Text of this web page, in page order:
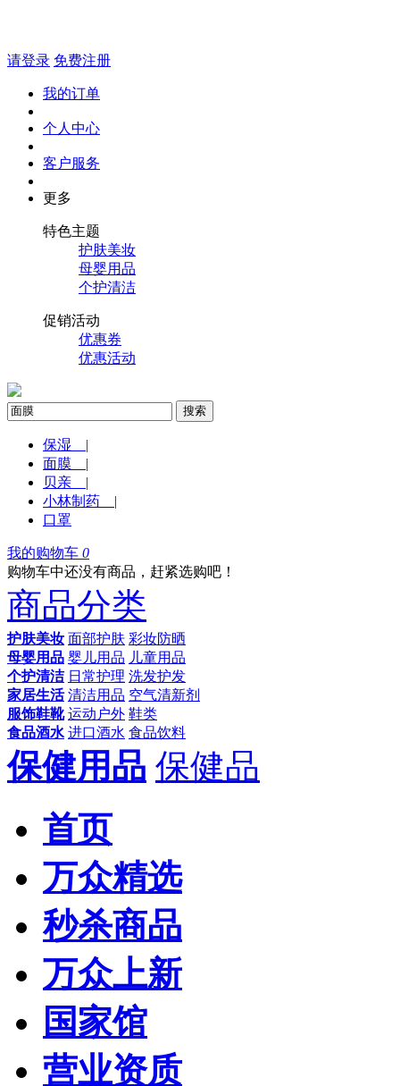
请登录 免费注册
我的订单
个人中心
客户服务
更多
特色主题
护肤美妆
母婴用品
个护清洁
促销活动
优惠券
优惠活动
搜索
保湿 |
面膜 |
贝亲 |
小林制药 |
口罩
我的购物车 0
购物车中还没有商品，赶紧选购吧！
商品分类
护肤美妆 面部护肤 彩妆防晒
母婴用品 婴儿用品 儿童用品
个护清洁 日常护理 洗发护发
家居生活 清洁用品 空气清新剂
服饰鞋靴 运动户外 鞋类
食品酒水 进口酒水 食品饮料
保健用品 保健品
首页
万众精选
秒杀商品
万众上新
国家馆
营业资质